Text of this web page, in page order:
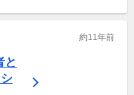
約11年前
と